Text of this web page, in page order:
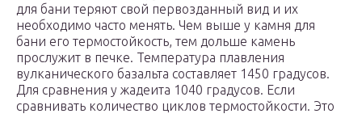
для бани теряют свой первозданный вид и их
необходимо часто менять. Чем выше у камня для
бани его термостойкость, тем дольше камень
прослужит в печке. Температура плавления
вулканического базальта составляет 1450 градусов.
Для сравнения у жадеита 1040 градусов. Если
сравнивать количество циклов термостойкости. Это